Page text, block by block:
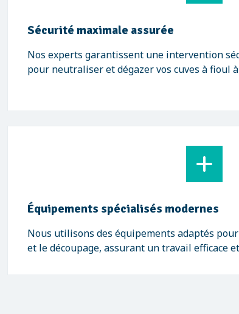
Sécurité maximale assurée
Nos experts garantissent une intervention
pour neutraliser et dégazer vos cuves à fioul
Équipements spécialisés modernes
Nous utilisons des équipements adaptés
et le découpage, assurant un travail efficace